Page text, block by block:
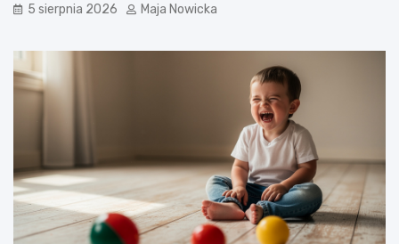
5 sierpnia 2026 Maja Nowicka